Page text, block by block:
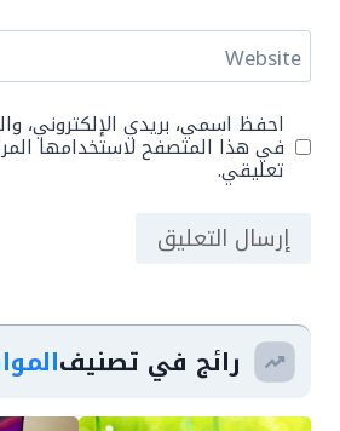
Website
احفظ اسمي، بريدي الإلكتروني،
في هذا المتصفح لاستخدامها
تعليقي.
رائج في تصنيف